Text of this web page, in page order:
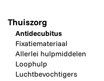
Thuiszorg
Antidecubitus
Fixatiemateriaal
Allerlei hulpmiddelen
Loophulp
Luchtbevochtigers